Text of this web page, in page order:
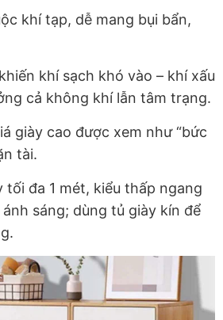
khí tạp, dễ mang bụi bẩn,
khí sạch khó vào – khí xấu
cả không khí lẫn tâm trạng.
giày cao được xem như“bức
tài.
tối đa 1 mét, kiểu thấp ngang
sáng; dùng tủ giày kín để